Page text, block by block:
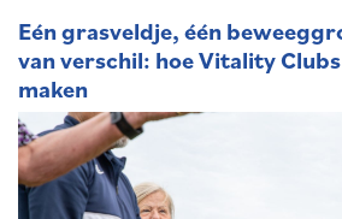
Eén grasveldje, één
van verschil: hoe Vitality
maken